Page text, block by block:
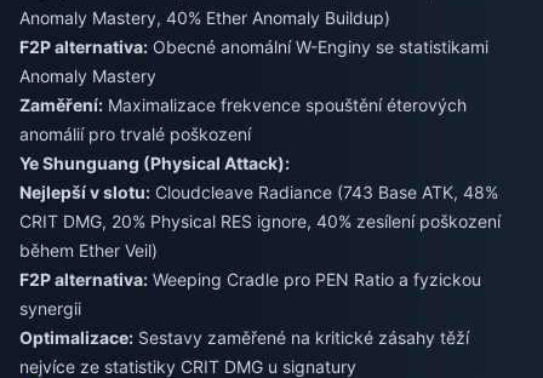
Anomaly Mastery, 40% Ether Anomaly Buildup)
F2P alternativa: Obecné anomální W-Enginy se statistikami
Anomaly Mastery
Zaměření: Maximalizace frekvence spouštění éterových
anomálií pro trvalé poškození
Ye Shunguang (Physical Attack):
Nejlepší v slotu: Cloudcleave Radiance (743 Base ATK, 48%
CRIT DMG, 20% Physical RES ignore, 40% zesílení poškození
během Ether Veil)
F2P alternativa: Weeping Cradle pro PEN Ratio a fyzickou
synergii
Optimalizace: Sestavy zaměřené na kritické zásahy těží
nejvíce ze statistiky CRIT DMG u signatury